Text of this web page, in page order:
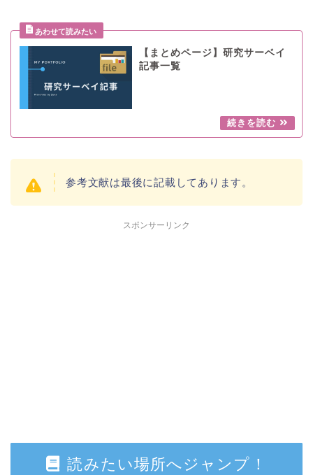
【まとめページ】研究サーベイ
記事一覧
参考文献は最後に記載してあります。
スポンサーリンク
読みたい場所へジャンプ！